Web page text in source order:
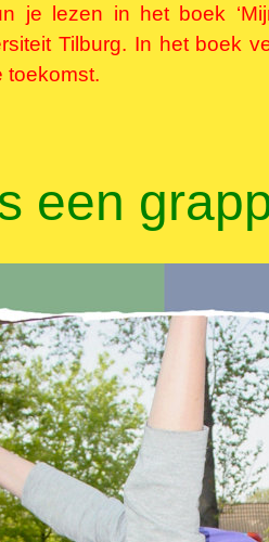
je lezen in het boek
Tilburg. In het boek
toekomst.
een